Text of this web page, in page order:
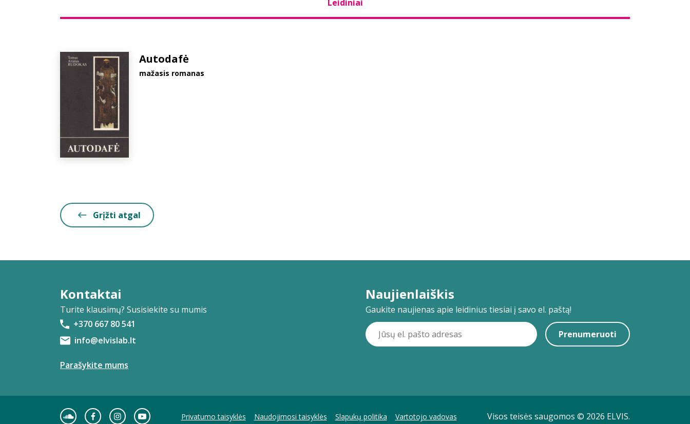
Leidiniai
Autodafė
mažasis romanas
Grįžti atgal
Kontaktai
Turite klausimų? Susisiekite su mumis
+370 667 80 541
info@elvislab.lt
Parašykite mums
Naujienlaiškis
Gaukite naujienas apie leidinius tiesiai į savo el. paštą!
Prenumeruoti
Visos teisės saugomos © 2026 ELVIS.
Privatumo taisyklės Naudojimosi taisyklės Slapukų politika Vartotojo vadovas